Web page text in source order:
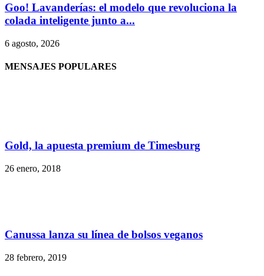
Goo! Lavanderías: el modelo que revoluciona la
colada inteligente junto a...
6 agosto, 2026
MENSAJES POPULARES
Gold, la apuesta premium de Timesburg
26 enero, 2018
Canussa lanza su línea de bolsos veganos
28 febrero, 2019